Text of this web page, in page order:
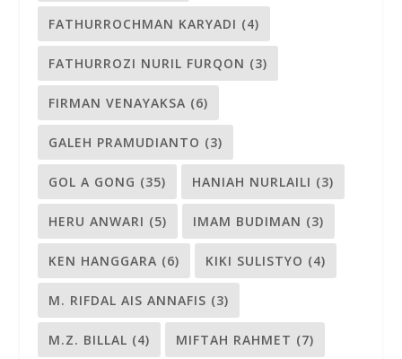
FATHURROCHMAN KARYADI (4)
FATHURROZI NURIL FURQON (3)
FIRMAN VENAYAKSA (6)
GALEH PRAMUDIANTO (3)
GOL A GONG (35) HANIAH NURLAILI (3)
HERU ANWARI (5) IMAM BUDIMAN (3)
KEN HANGGARA (6) KIKI SULISTYO (4)
M. RIFDAL AIS ANNAFIS (3)
M.Z. BILLAL (4) MIFTAH RAHMET (7)